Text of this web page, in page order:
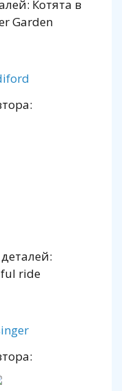
Котята в
Garden
ride